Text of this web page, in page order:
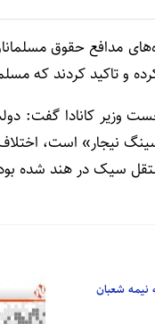
مدافع حقوق
کرده و تاکید کردند که
کانادا گفت:
نیجار» است،
سیک در هند شده
نیمه شعبان